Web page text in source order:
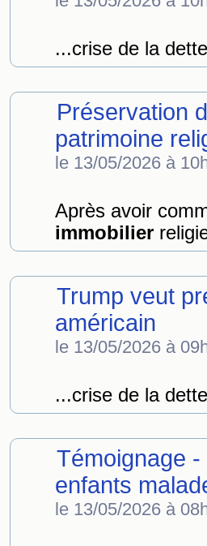
...crise de la
Préservation
patrimoine
le 13/05/2026 à
Après avoir
immobilier
Trump veut
américain
le 13/05/2026 à
...crise de la
Témoignage
enfants
le 13/05/2026 à